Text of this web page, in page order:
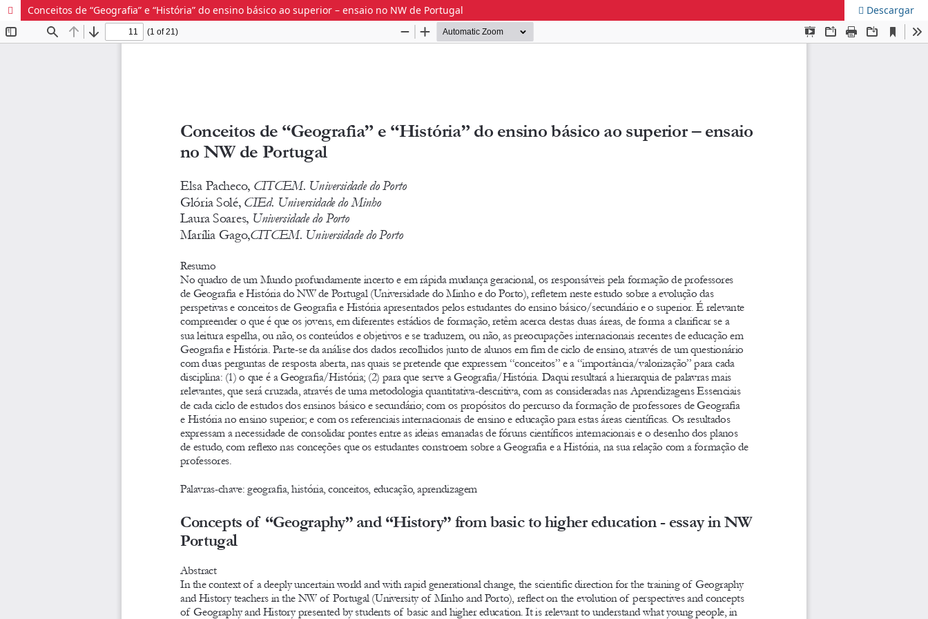
Conceitos de “Geografia” e “História” do ensino básico ao superior – ensaio no NW de Portugal Descargar